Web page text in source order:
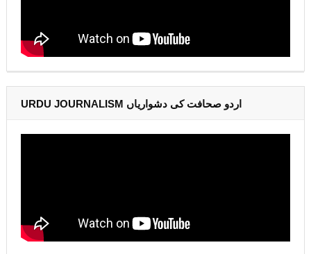
URDU JOURNALISM اردو صحافت کی دشواریاں